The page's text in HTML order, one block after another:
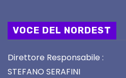
VOCE DEL NORDEST
Direttore Responsabile :
STEFANO SERAFINI